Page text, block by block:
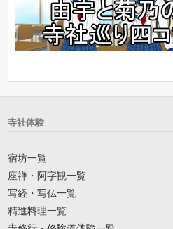
寺社体験
宿坊一覧
座禅・阿字観一覧
写経・写仏一覧
精進料理一覧